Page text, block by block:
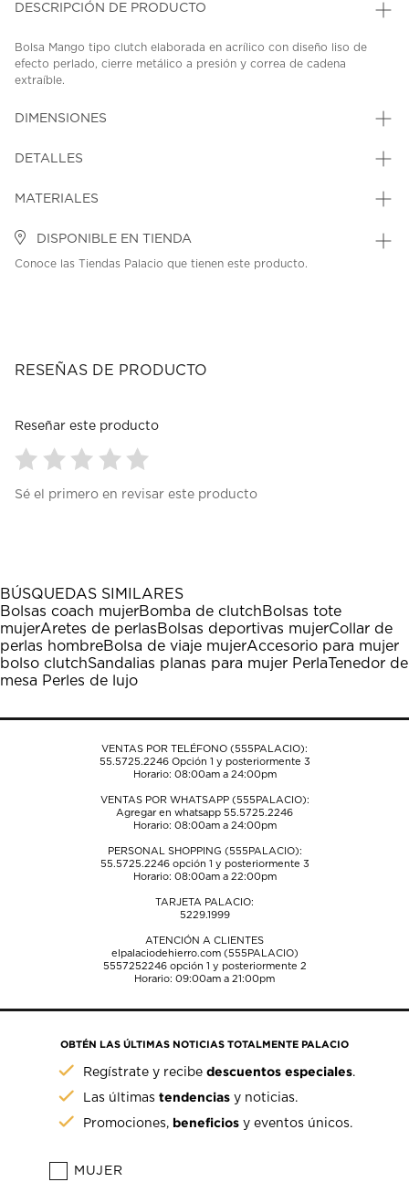
DESCRIPCIÓN DE PRODUCTO
Bolsa Mango tipo clutch elaborada en acrílico con diseño liso de
efecto perlado, cierre metálico a presión y correa de cadena
extraíble.
DIMENSIONES
DETALLES
MATERIALES
DISPONIBLE EN TIENDA
Conoce las Tiendas Palacio que tienen este producto.
RESEÑAS DE PRODUCTO
Reseñar este producto
para
1
estrella
Esta
acción
abrirá
el
formulario
envío.
para
estrellas.
Esta
acción
abrirá
el
formulario
envío.
para
estrellas.
Esta
acción
abrirá
el
formulario
envío.
para
estrellas.
Esta
acción
abrirá
el
formulario
envío.
para
estrellas.
Esta
acción
abrirá
el
formulario
envío.
Sé el primero en revisar este producto
BÚSQUEDAS SIMILARES
Bolsas coach mujerBomba de clutchBolsas tote
mujerAretes de perlasBolsas deportivas mujerCollar de
perlas hombreBolsa de viaje mujerAccesorio para mujer
bolso clutchSandalias planas para mujer PerlaTenedor de
mesa Perles de lujo
VENTAS POR TELÉFONO (555PALACIO):
55.5725.2246Opción 1 y posteriormente 3
Horario: 08:00am a 24:00pm
VENTAS POR WHATSAPP (555PALACIO):
Agregar en whatsapp 55.5725.2246
Horario: 08:00am a 24:00pm
PERSONAL SHOPPING (555PALACIO):
55.5725.2246opción 1 y posteriormente 3
Horario: 08:00am a 22:00pm
TARJETA PALACIO:
5229.1999
ATENCIÓN A CLIENTES
elpalaciodehierro.com (555PALACIO)
5557252246opción 1 y posteriormente 2
Horario: 09:00am a 21:00pm
OBTÉN LAS ÚLTIMAS NOTICIAS TOTALMENTE PALACIO
Regístrate y recibedescuentos especiales.
Las últimastendencias y noticias.
Promociones, beneficios y eventos únicos.
MUJER